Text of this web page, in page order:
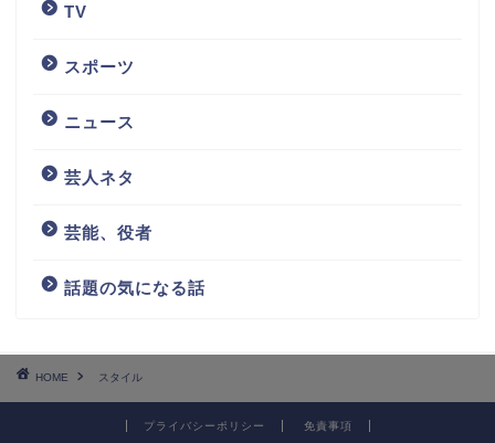
TV
スポーツ
ニュース
芸人ネタ
芸能、役者
話題の気になる話
HOME スタイル
プライバシーポリシー 免責事項